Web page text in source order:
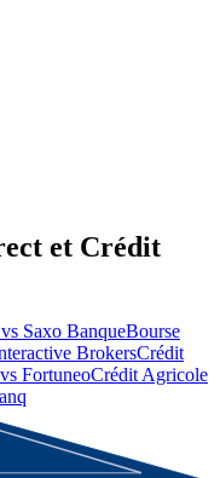
et Crédit
vs Saxo BanqueBourse
BrokersCrédit
vs FortuneoCrédit Agricole